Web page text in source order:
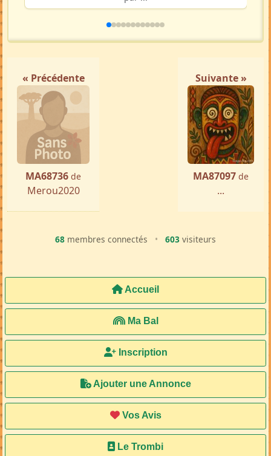
« Précédente
MA68736 de
Merou2020
Suivante »
MA87097 de
...
68 membres connectés • 603 visiteurs
Accueil
Ma Bal
Inscription
Ajouter une Annonce
Vos Avis
Le Trombi